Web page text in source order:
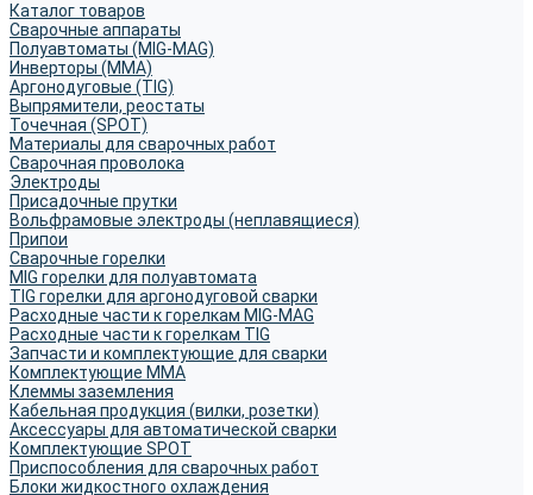
Каталог товаров
Сварочные аппараты
Полуавтоматы (MIG-MAG)
Инверторы (MMA)
Аргонодуговые (TIG)
Выпрямители, реостаты
Точечная (SPOT)
Материалы для сварочных работ
Сварочная проволока
Электроды
Присадочные прутки
Вольфрамовые электроды (неплавящиеся)
Припои
Сварочные горелки
MIG горелки для полуавтомата
TIG горелки для аргонодуговой сварки
Расходные части к горелкам MIG-MAG
Расходные части к горелкам TIG
Запчасти и комплектующие для сварки
Комплектующие ММА
Клеммы заземления
Кабельная продукция (вилки, розетки)
Аксессуары для автоматической сварки
Комплектующие SPOT
Приспособления для сварочных работ
Блоки жидкостного охлаждения